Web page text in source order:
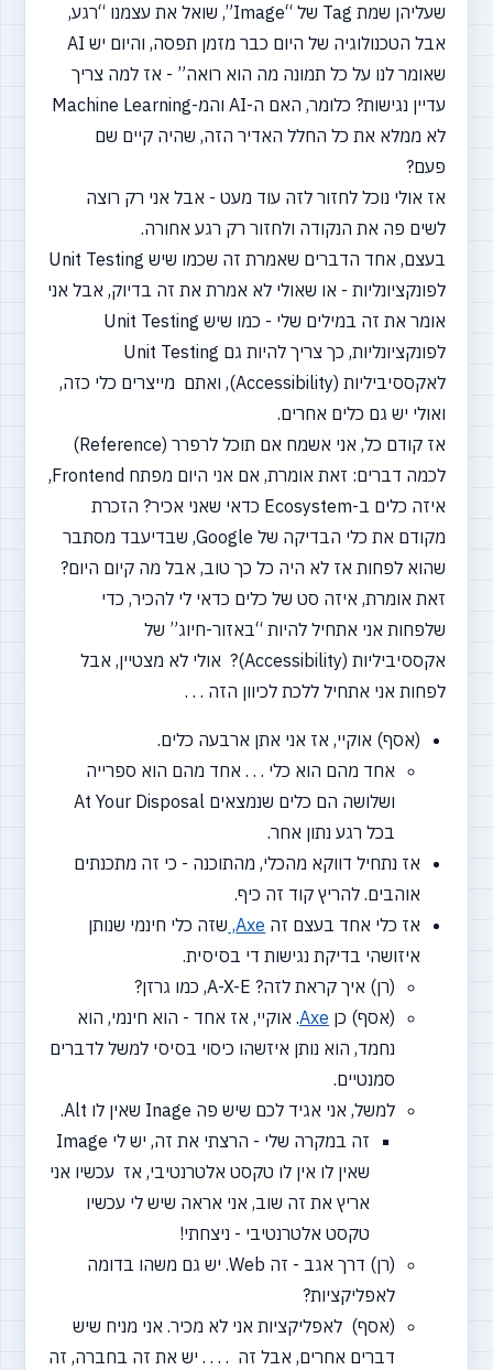
שעליהן שמת Tag של
“Image”, שואל את עצמנו “רגע,
אבל הטכנולוגיה של היום כבר מזמן תפסה, והיום יש AI
שאומר לנו על כל תמונה מה הוא רואה” - אז למה צריך
עדיין נגישות? כלומר, האם ה-AI והמ-Machine Learning
לא ממלא את כל החלל האדיר הזה, שהיה קיים שם
פעם?
אז אולי נוכל לחזור לזה עוד מעט - אבל אני רק רוצה
לשים פה את הנקודה ולחזור רק רגע אחורה.
בעצם, אחד הדברים שאמרת זה שכמו שיש Unit Testing
לפונקציונליות - או שאולי לא אמרת את זה בדיוק, אבל אני
אומר את זה במילים שלי - כמו שיש Unit Testing
לפונקציונליות, כך צריך להיות גם Unit Testing
לאקססיביליות (Accessibility),
ואתם מייצרים כלי כזה,
ואולי יש גם כלים אחרים.
אז קודם כל, אני אשמח אם תוכל לרפרר (Reference)
לכמה דברים: זאת אומרת, אם אני היום מפתח Frontend,
איזה כלים ב-Ecosystem כדאי שאני אכיר? הזכרת
מקודם את כלי הבדיקה של Google, שבדיעבד מסתבר
שהוא לפחות אז לא היה כל כך טוב, אבל מה קיום היום?
זאת אומרת, איזה סט של כלים כדאי לי להכיר, כדי
שלפחות אני אתחיל להיות “באזור-חיוג” של
אקססיביליות (Accessibility)?
אולי לא מצטיין, אבל
לפחות אני אתחיל ללכת לכיוון הזה . . .
(אסף) אוקיי, אז אני אתן ארבעה כלים.
אחד מהם הוא כלי . . . אחד מהם הוא ספרייה
ושלושה הם כלים שנמצאים At Your Disposal
בכל רגע נתון אחר.
אז נתחיל דווקא מהכלי, מהתוכנה - כי זה מתכנתים
אוהבים. להריץ קוד זה כיף.
אז כלי אחד בעצם זה Axe, שזה כלי חינמי שנותן
איזושהי בדיקת נגישות די בסיסית.
(רן) איך קראת לזה? A-X-E, כמו גרזן?
(אסף) כן Axe. אוקיי, אז אחד - הוא חינמי, הוא
נחמד, הוא נותן איזשהו כיסוי בסיסי למשל לדברים
סמנטיים.
למשל, אני אגיד לכם שיש פה Inage שאין לו Alt.
זה במקרה שלי - הרצתי את זה, יש לי Image
שאין לו אין לו טקסט אלטרנטיבי, אז עכשיו אני
אריץ את זה שוב, אני אראה שיש לי עכשיו
טקסט אלטרנטיבי - ניצחתי!
(רן) דרך אגב - זה Web. יש גם משהו בדומה
לאפליקציות?
(אסף) לאפליקציות אני לא מכיר. אני מניח שיש
דברים אחרים, אבל זה . . . . יש את זה בחברה, זה